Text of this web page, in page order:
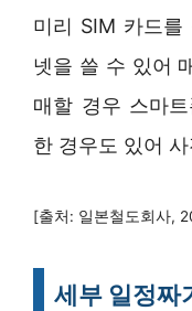
미리 SIM 카드를
넷을 쓸 수 있어
매할 경우 스마
한 경우도 있어
[출처: 일본철도회사,
세부 일정짜